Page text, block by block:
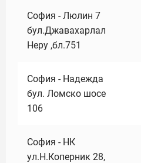
София - Люлин 7
бул.Джавахарлал
Неру ,бл.751
София - Надежда
бул. Ломско шосе
106
София - НК
ул.Н.Коперник 28,